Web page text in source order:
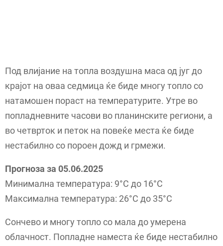
Под влијание на топла воздушна маса од југ до
крајот на оваа седмица ќе биде многу топло со
натамошен пораст на температурите. Утре во
попладневните часови во планинските региони, а
во четврток и петок на повеќе места ќе биде
нестабилно со пороен дожд и грмежи.
Прогноза за 05.06.2025
Минимална температура: 9°C до 16°C
Максимална температура: 26°C до 35°C
Сончево и многу топло со мала до умерена
облачност. Попладне наместа ќе биде нестабилно